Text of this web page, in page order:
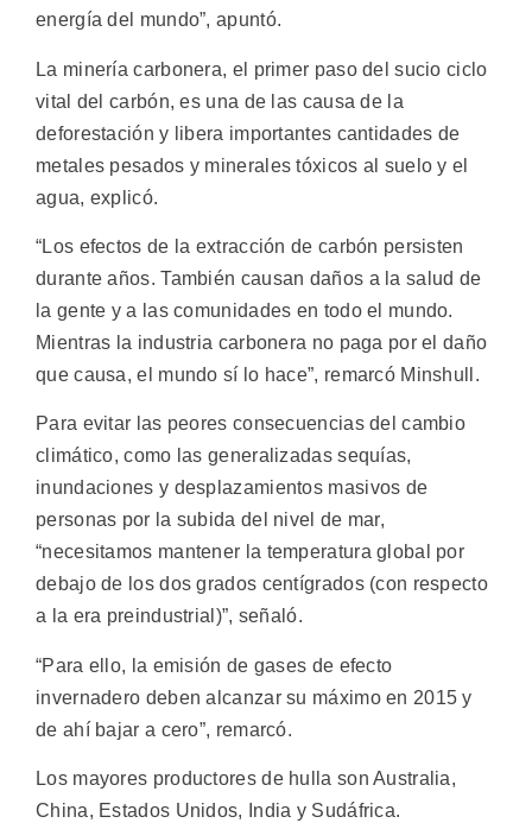
energía del mundo”, apuntó.
La minería carbonera, el primer paso del sucio ciclo
vital del carbón, es una de las causa de la
deforestación y libera importantes cantidades de
metales pesados y minerales tóxicos al suelo y el
agua, explicó.
“Los efectos de la extracción de carbón persisten
durante años. También causan daños a la salud de
la gente y a las comunidades en todo el mundo.
Mientras la industria carbonera no paga por el daño
que causa, el mundo sí lo hace”, remarcó Minshull.
Para evitar las peores consecuencias del cambio
climático, como las generalizadas sequías,
inundaciones y desplazamientos masivos de
personas por la subida del nivel de mar,
“necesitamos mantener la temperatura global por
debajo de los dos grados centígrados (con respecto
a la era preindustrial)”, señaló.
“Para ello, la emisión de gases de efecto
invernadero deben alcanzar su máximo en 2015 y
de ahí bajar a cero”, remarcó.
Los mayores productores de hulla son Australia,
China, Estados Unidos, India y Sudáfrica.